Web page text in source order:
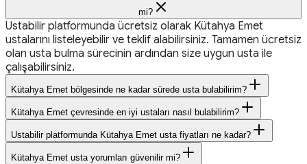
mi?
Ustabilir platformunda ücretsiz olarak Kütahya Emet
ustalarını listeleyebilir ve teklif alabilirsiniz. Tamamen ücretsiz
olan usta bulma sürecinin ardından size uygun usta ile
çalışabilirsiniz.
Kütahya Emet bölgesinde ne kadar sürede usta bulabilirim?
Kütahya Emet çevresinde en iyi ustaları nasıl bulabilirim?
Ustabilir platformunda Kütahya Emet usta fiyatları ne kadar?
Kütahya Emet usta yorumları güvenilir mi?